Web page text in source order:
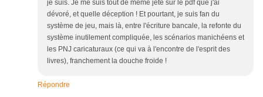
je suis. Je me suis tout de même jeté sur le pdf que j'ai
dévoré, et quelle déception ! Et pourtant, je suis fan du
système de jeu, mais là, entre l'écriture bancale, la refonte du
système inutilement compliquée, les scénarios manichéens et
les PNJ caricaturaux (ce qui va à l'encontre de l'esprit des
livres), franchement la douche froide !
Répondre